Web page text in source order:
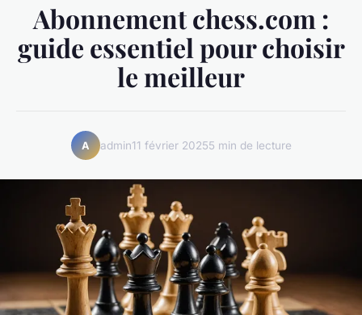
Abonnement chess.com :
guide essentiel pour choisir
le meilleur
A admin11 février 20255 min de lecture